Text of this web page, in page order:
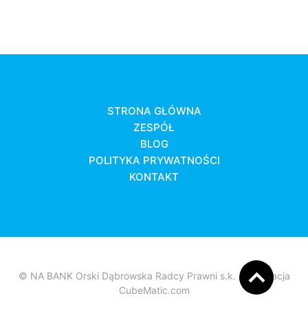
STRONA GŁÓWNA
ZESPÓŁ
BLOG
POLITYKA PRYWATNOŚCI
KONTAKT
© NA BANK Orski Dąbrowska Radcy Prawni s.k. / Realizacja
CubeMatic.com